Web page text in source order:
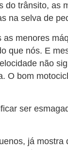
do trânsito, as
na selva de
menores
que nós. E
não
O bom
ser
já mostra